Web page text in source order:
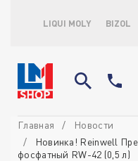
LIQUI MOLY BIZOL
Главная
Новости
Новинка! Reinwell
фосфатный RW-42 (0,5 л)